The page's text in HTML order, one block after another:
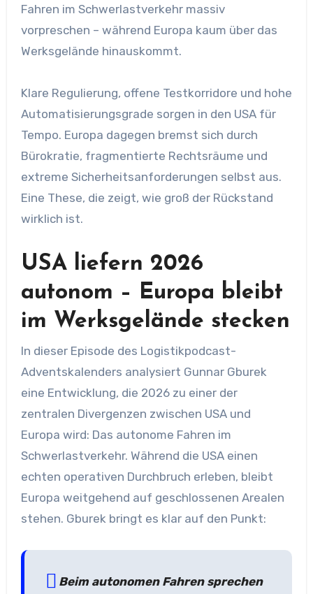
Fahren im Schwerlastverkehr massiv
vorpreschen – während Europa kaum über das
Werksgelände hinauskommt.
Klare Regulierung, offene Testkorridore und hohe
Automatisierungsgrade sorgen in den USA für
Tempo. Europa dagegen bremst sich durch
Bürokratie, fragmentierte Rechtsräume und
extreme Sicherheitsanforderungen selbst aus.
Eine These, die zeigt, wie groß der Rückstand
wirklich ist.
USA liefern 2026
autonom – Europa bleibt
im Werksgelände stecken
In dieser Episode des Logistikpodcast-
Adventskalenders analysiert Gunnar Gburek
eine Entwicklung, die 2026 zu einer der
zentralen Divergenzen zwischen USA und
Europa wird: Das autonome Fahren im
Schwerlastverkehr. Während die USA einen
echten operativen Durchbruch erleben, bleibt
Europa weitgehend auf geschlossenen Arealen
stehen. Gburek bringt es klar auf den Punkt:
Beim autonomen Fahren sprechen